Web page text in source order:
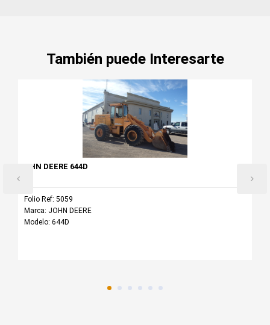
También puede Interesarte
JOHN DEERE 644D
Folio Ref: 5059
Marca: JOHN DEERE
Modelo: 644D